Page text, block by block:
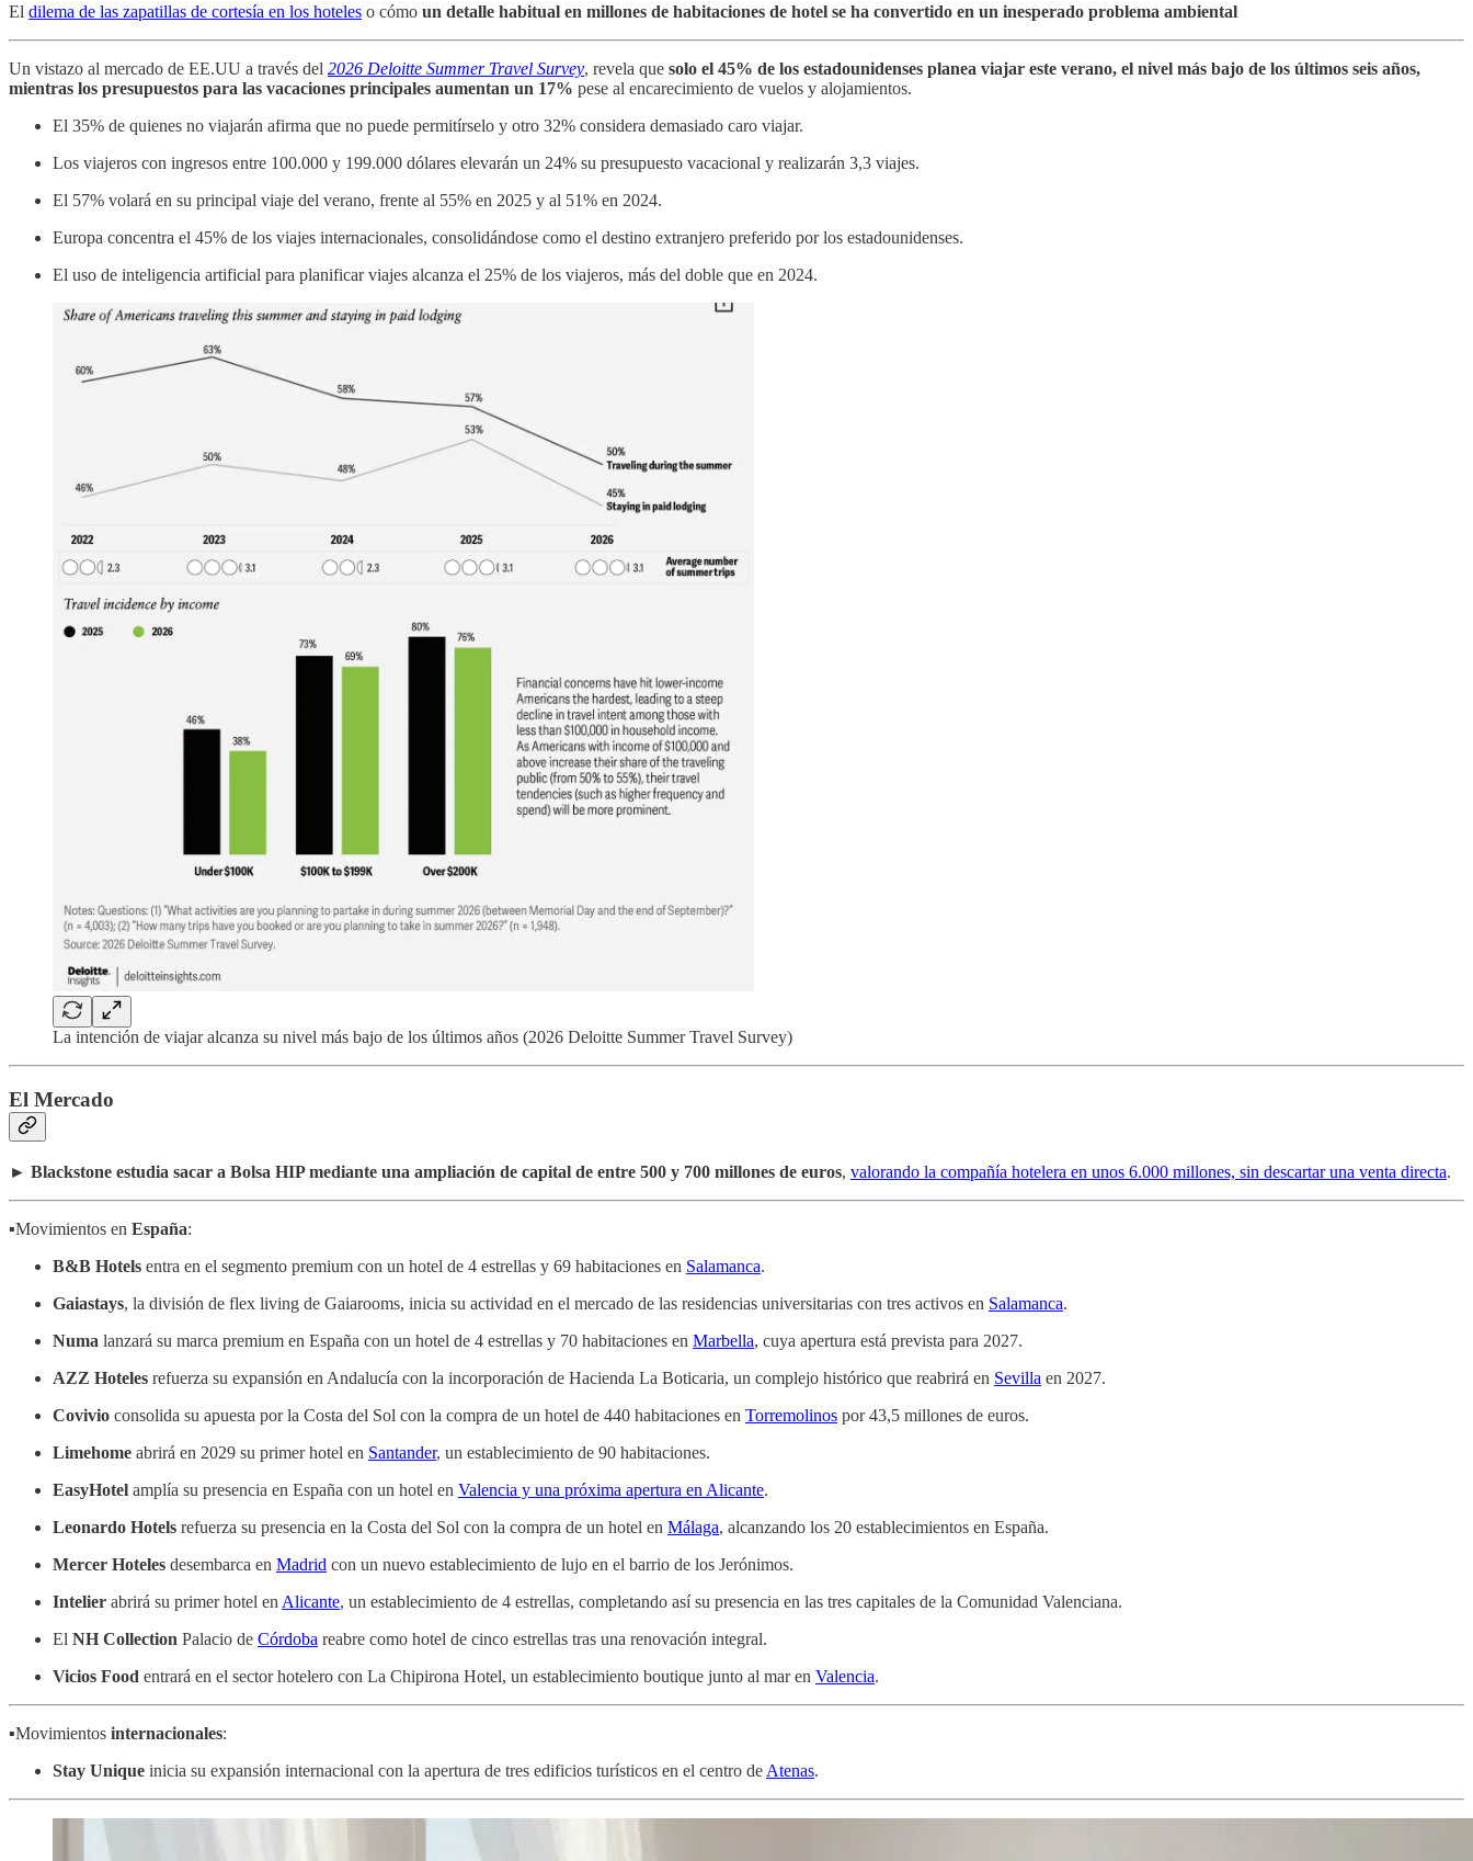
El dilema de las zapatillas de cortesía en los hoteles o cómo un detalle habitual en millones de habitaciones de hotel se ha convertido en un inesperado problema ambiental
Un vistazo al mercado de EE.UU a través del 2026 Deloitte Summer Travel Survey, revela que solo el 45% de los estadounidenses planea viajar este verano, el nivel más bajo de los últimos seis años,
mientras los presupuestos para las vacaciones principales aumentan un 17% pese al encarecimiento de vuelos y alojamientos.
El 35% de quienes no viajarán afirma que no puede permitírselo y otro 32% considera demasiado caro viajar.
Los viajeros con ingresos entre 100.000 y 199.000 dólares elevarán un 24% su presupuesto vacacional y realizarán 3,3 viajes.
El 57% volará en su principal viaje del verano, frente al 55% en 2025 y al 51% en 2024.
Europa concentra el 45% de los viajes internacionales, consolidándose como el destino extranjero preferido por los estadounidenses.
El uso de inteligencia artificial para planificar viajes alcanza el 25% de los viajeros, más del doble que en 2024.
La intención de viajar alcanza su nivel más bajo de los últimos años (2026 Deloitte Summer Travel Survey)
El Mercado
► Blackstone estudia sacar a Bolsa HIP mediante una ampliación de capital de entre 500 y 700 millones de euros, valorando la compañía hotelera en unos 6.000 millones, sin descartar una venta directa.
▪️Movimientos en España:
B&B Hotels entra en el segmento premium con un hotel de 4 estrellas y 69 habitaciones en Salamanca.
Gaiastays, la división de flex living de Gaiarooms, inicia su actividad en el mercado de las residencias universitarias con tres activos en Salamanca.
Numa lanzará su marca premium en España con un hotel de 4 estrellas y 70 habitaciones en Marbella, cuya apertura está prevista para 2027.
AZZ Hoteles refuerza su expansión en Andalucía con la incorporación de Hacienda La Boticaria, un complejo histórico que reabrirá en Sevilla en 2027.
Covivio consolida su apuesta por la Costa del Sol con la compra de un hotel de 440 habitaciones en Torremolinos por 43,5 millones de euros.
Limehome abrirá en 2029 su primer hotel en Santander, un establecimiento de 90 habitaciones.
EasyHotel amplía su presencia en España con un hotel en Valencia y una próxima apertura en Alicante.
Leonardo Hotels refuerza su presencia en la Costa del Sol con la compra de un hotel en Málaga, alcanzando los 20 establecimientos en España.
Mercer Hoteles desembarca en Madrid con un nuevo establecimiento de lujo en el barrio de los Jerónimos.
Intelier abrirá su primer hotel en Alicante, un establecimiento de 4 estrellas, completando así su presencia en las tres capitales de la Comunidad Valenciana.
El NH Collection Palacio de Córdoba reabre como hotel de cinco estrellas tras una renovación integral.
Vicios Food entrará en el sector hotelero con La Chipirona Hotel, un establecimiento boutique junto al mar en Valencia.
▪️Movimientos internacionales:
Stay Unique inicia su expansión internacional con la apertura de tres edificios turísticos en el centro de Atenas.